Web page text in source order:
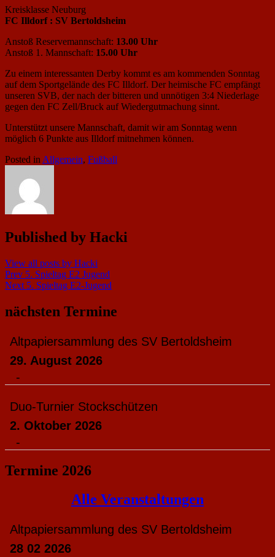
Kreisklasse Neuburg
FC Illdorf : SV Bertoldsheim
Anstoß Reservemannschaft: 13.00 Uhr
Anstoß 1. Mannschaft: 15.00 Uhr
Zu einem interessanten Derby kommt es am kommenden Sonntag
auf dem Sportgelände des FC Illdorf. Der heimische FC empfängt
unseren SVB, der nach der bitteren und unnötigen 3:4 Niederlage
gegen den FC Zell/Bruck auf Wiedergutmachung sinnt.
Unterstützt unsere Mannschaft, damit wir am Sonntag wenn
möglich 6 Punkte aus Illdorf mitnehmen können.
Posted in Allgemein, Fußball
Published by Hacki
View all posts by Hacki
Beitragsnavigation
Prev 5. Spieltag E2 Jugend
Next 5. Spieltag E2-Jugend
nächsten Termine
Altpapiersammlung des SV Bertoldsheim
29. August 2026
-
Duo-Turnier Stockschützen
2. Oktober 2026
-
Termine 2026
Alle Veranstaltungen
Altpapiersammlung des SV Bertoldsheim
28 02 2026